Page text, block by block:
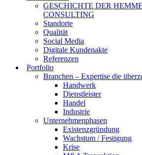
GESCHICHTE DER
CONSULTING
Standorte
Qualität
Social Media
Digitale Kundenakte
Referenzen
Portfolio
Branchen – Expertise die
Handwerk
Dienstleister
Handel
Industrie
Unternehmenphasen
Existenzgründung
Wachstum / Festigung
Krise